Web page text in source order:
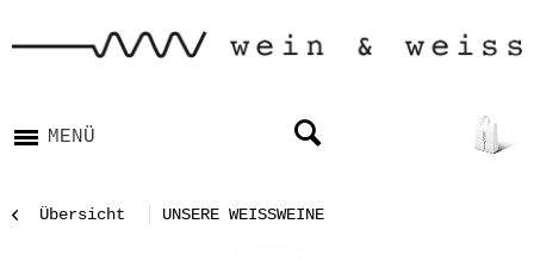
MENÜ
Übersicht UNSERE WEISSWEINE